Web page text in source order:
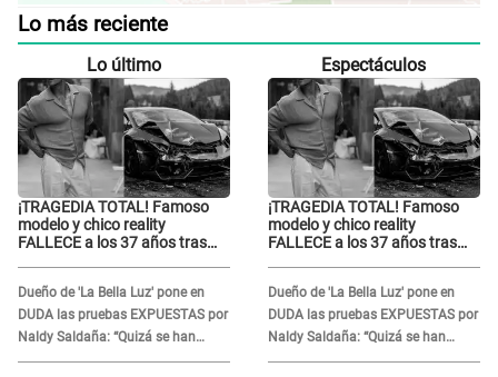
Lo más reciente
Lo último
¡TRAGEDIA TOTAL! Famoso
modelo y chico reality
FALLECE a los 37 años tras
Dueño de 'La Bella Luz' pone en
DUDA las pruebas EXPUESTAS por
Naldy Saldaña: “Quizá se han
editado...”
Espectáculos
¡TRAGEDIA TOTAL! Famoso
modelo y chico reality
FALLECE a los 37 años tras
Dueño de 'La Bella Luz' pone en
DUDA las pruebas EXPUESTAS por
Naldy Saldaña: “Quizá se han
editado...”